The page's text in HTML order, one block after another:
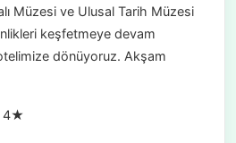
Müzesi ve Ulusal Tarih Müzesi
keşfetmeye devam
dönüyoruz. Akşam
4★